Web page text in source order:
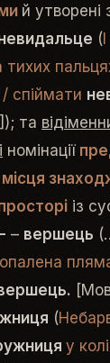
й
(
тихих
/ спіймати
та
номінації
із
– ве­р­шець
(
у